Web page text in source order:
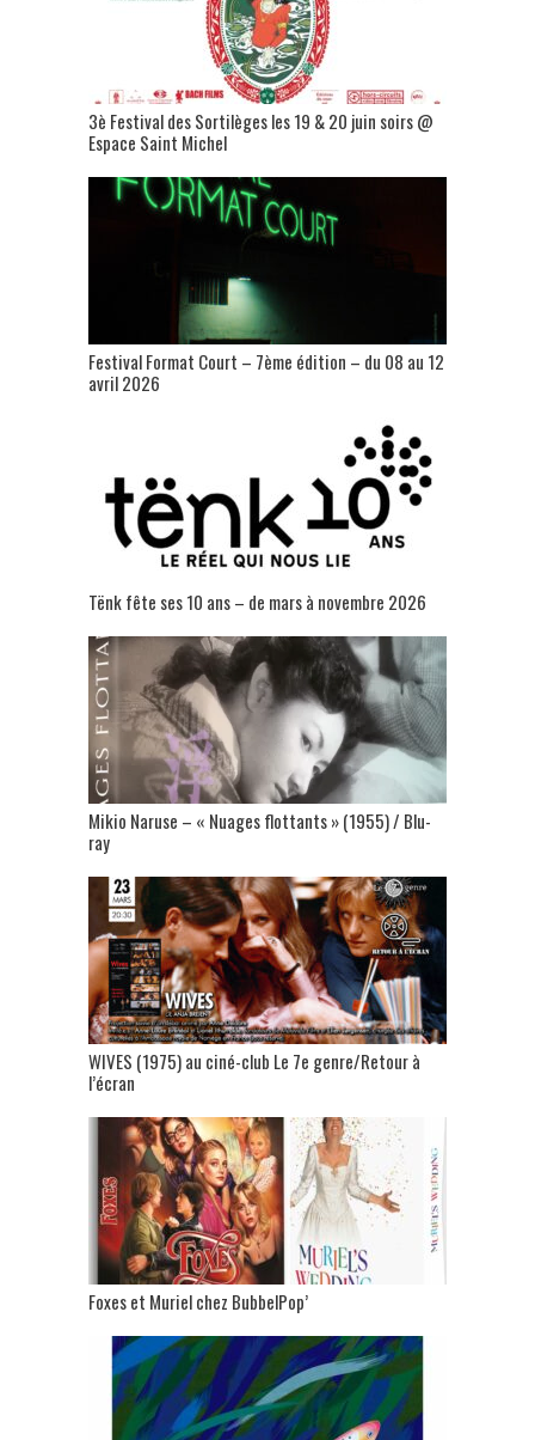
3è Festival des Sortilèges les 19 & 20 juin soirs @
Espace Saint Michel
Festival Format Court – 7ème édition – du 08 au 12
avril 2026
Tënk fête ses 10 ans – de mars à novembre 2026
Mikio Naruse – « Nuages flottants » (1955) / Blu-
ray
WIVES (1975) au ciné-club Le 7e genre/Retour à
l’écran
Foxes et Muriel chez BubbelPop’